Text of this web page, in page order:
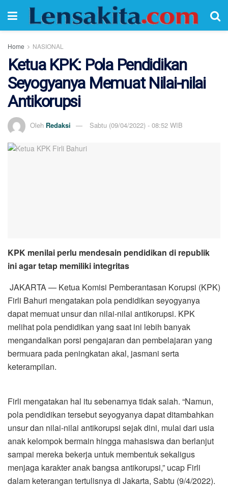
Home NASIONAL
Ketua KPK: Pola Pendidikan
Seyogyanya Memuat Nilai-nilai
Antikorupsi
Oleh Redaksi Sabtu (09/04/2022) - 08:52 WIB
KPK menilai perlu mendesain pendidikan di republik
ini agar tetap memiliki integritas
JAKARTA — Ketua Komisi Pemberantasan Korupsi (KPK)
Firli Bahuri mengatakan pola pendidikan seyogyanya
dapat memuat unsur dan nilai-nilai antikorupsi. KPK
melihat pola pendidikan yang saat ini lebih banyak
mengandalkan porsi pengajaran dan pembelajaran yang
bermuara pada peningkatan akal, jasmani serta
keterampilan.
Firli mengatakan hal itu sebenarnya tidak salah. “Namun,
pola pendidikan tersebut seyogyanya dapat ditambahkan
unsur dan nilai-nilai antikorupsi sejak dini, mulai dari usia
anak kelompok bermain hingga mahasiswa dan berlanjut
sampai mereka bekerja untuk membentuk sekaligus
menjaga karakter anak bangsa antikorupsi,” ucap Firli
dalam keterangan tertulisnya di Jakarta, Sabtu (9/4/2022).